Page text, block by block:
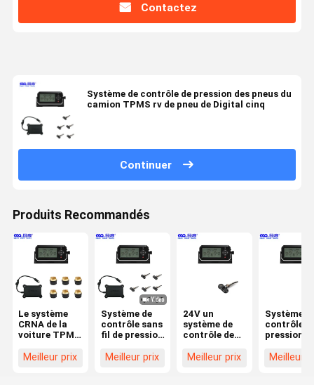
Contactez
Système de contrôle de pression des pneus du
camion TPMS rv de pneu de Digital cinq
Continuer
Produits Recommandés
Le système
CRNA de la
voiture TPMS
contrôle de
Meilleur prix
Système de
contrôle sans
fil de pression
7 capteurs
Meilleur prix
24V un
système de
contrôle de
pneus de
Meilleur prix
Système
contrôle
pression
remorque
Meilleur